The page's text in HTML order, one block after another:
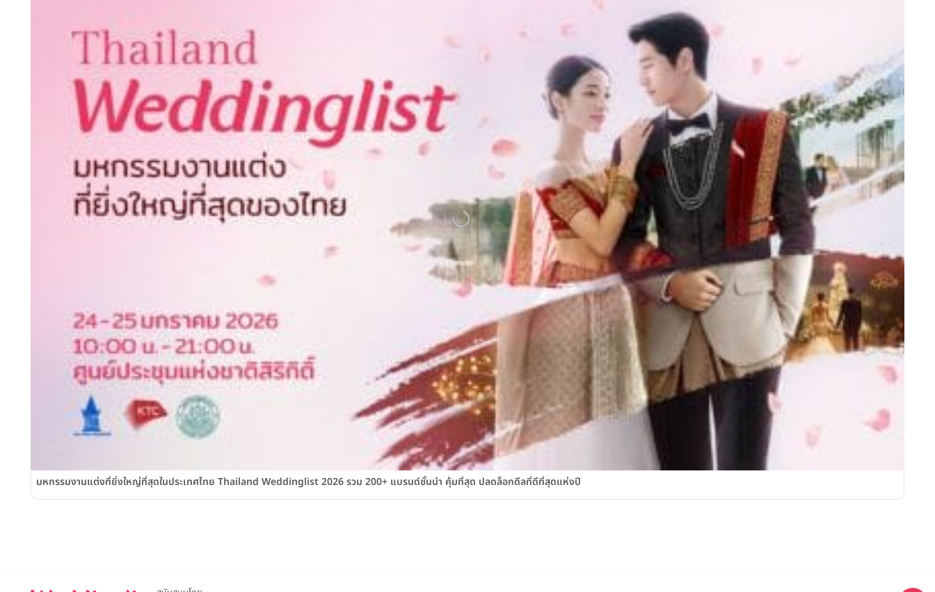
มหกรรมงานแต่งที่ยิ่งใหญ่ที่สุดในประเทศไทย Thailand Weddinglist 2026 รวม 200+ แบรนด์ชั้นนำ คุ้มที่สุด ปลดล็อกดีลที่ดีที่สุดแห่งปี